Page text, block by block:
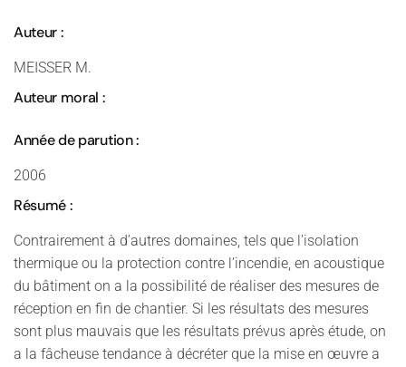
Auteur :
MEISSER M.
Auteur moral :
Année de parution :
2006
Résumé :
Contrairement à d’autres domaines, tels que l’isolation
thermique ou la protection contre l’incendie, en acoustique
du bâtiment on a la possibilité de réaliser des mesures de
réception en fin de chantier. Si les résultats des mesures
sont plus mauvais que les résultats prévus après étude, on
a la fâcheuse tendance à décréter que la mise en œuvre a